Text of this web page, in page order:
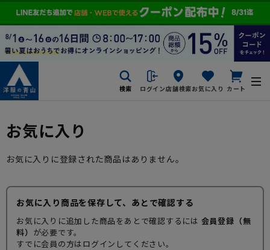
検索 ログイン店舗検索お気に入り カート
お気に入り
お気に入りに登録された商品はありません。
お気に入り商品を保存して、あとで確認する
お気に入りに追加した商品をあとで確認するには 会員登録（無
料） が必要です。
すでに会員の方はログインしてください。